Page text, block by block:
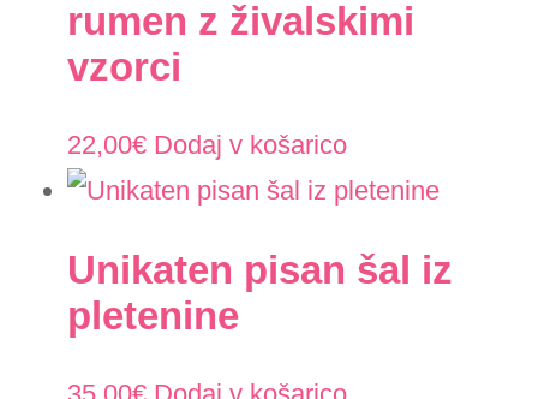
rumen z živalskimi
vzorci
22,00€ Dodaj v košarico
Unikaten pisan šal iz
pletenine